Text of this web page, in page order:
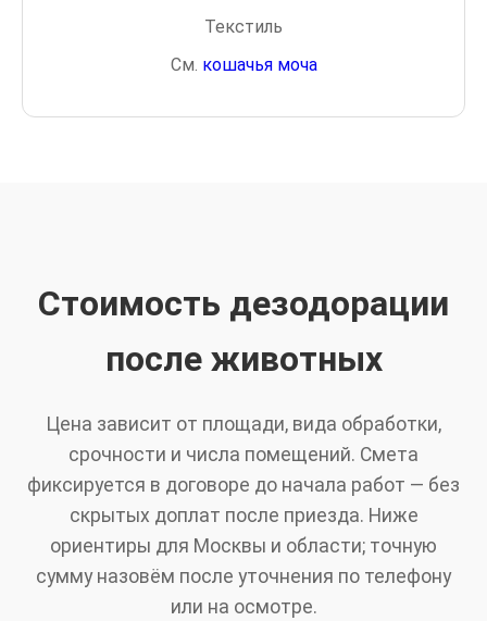
Текстиль
См. кошачья моча
Стоимость дезодорации
после животных
Цена зависит от площади, вида обработки,
срочности и числа помещений. Смета
фиксируется в договоре до начала работ — без
скрытых доплат после приезда. Ниже
ориентиры для Москвы и области; точную
сумму назовём после уточнения по телефону
или на осмотре.